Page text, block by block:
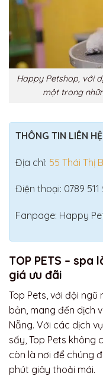
Happy Petshop, với
một trong
THÔNG TIN LIÊN
Địa chỉ: 55 Thái Thị
Điện thoại: 0789 511
Fanpage: Happy
TOP PETS –
giá ưu đãi
Top Pets, với đội
bản, mang đến dịch
Nẵng. Với các dịch
sấy, Top Pets không
còn là nơi để chúng
phút giây thoải mái.